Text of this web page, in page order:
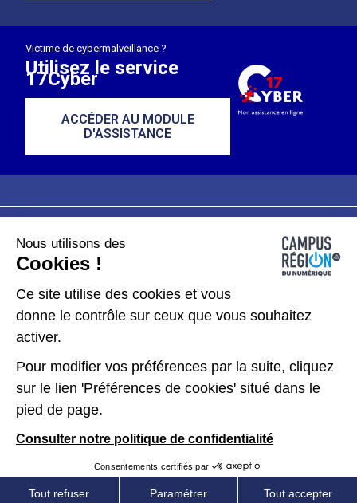
Victime de cybermalveillance ?
Utilisez le service
17Cyber
ACCÉDER AU MODULE
D'ASSISTANCE
Plan du site
Données personnelles
Kit de communication
Accessibilité : partiellement conforme
Nous utilisons des
Cookies !
Ce site utilise des cookies et vous
donne le contrôle sur ceux que vous souhaitez
activer.
Pour modifier vos préférences par la suite, cliquez
sur le lien 'Préférences de cookies' situé dans le
pied de page.
Consulter notre politique de confidentialité
Consentements certifiés par
Tout refuser Paramétrer Tout accepter